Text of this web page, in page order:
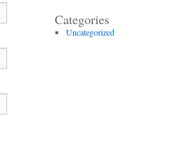
Categories
Uncategorized